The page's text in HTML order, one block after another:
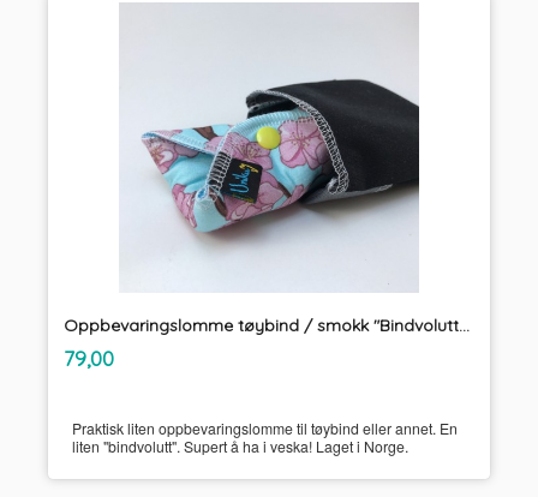
Oppbevaringslomme tøybind / smokk "Bindvolutt" Unikum
Pris
79,00mva.
Praktisk liten oppbevaringslomme til tøybind eller annet. En
liten "bindvolutt". Supert å ha i veska! Laget i Norge.